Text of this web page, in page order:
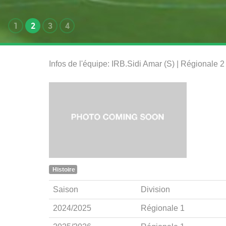
1 2 3 4
Infos de l'équipe: IRB.Sidi Amar (S) | Régionale
Histoire
Saison Division
2024/2025 Régionale 1